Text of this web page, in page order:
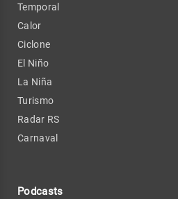
Temporal
Calor
Ciclone
El Niño
La Niña
Turismo
Radar RS
Carnaval
Podcasts